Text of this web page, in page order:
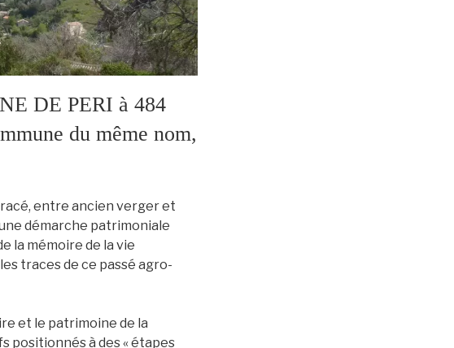
DE PERI à 484
du même nom,
entre ancien verger et
démarche patrimoniale
la mémoire de la vie
traces de ce passé agro-
et le patrimoine de la
positionnés à des « étapes